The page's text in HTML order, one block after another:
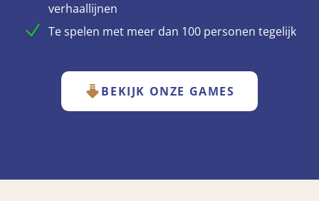
verhaallijnen
Te spelen met meer dan 100 personen tegelijk
BEKIJK ONZE GAMES